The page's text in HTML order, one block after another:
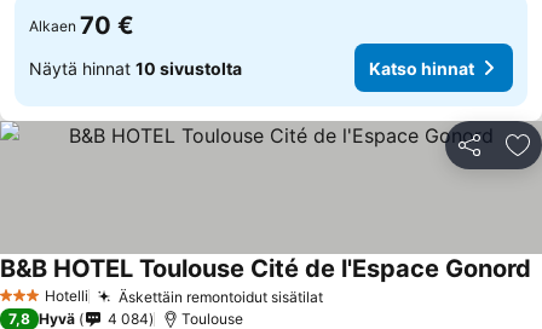
Alkaen 70 €
Näytä hinnat 10 sivustolta Katso hinnat
Jaa
3 Tähtiluokitus
Hotelli Äskettäin remontoidut sisätilat
B&B HOTEL Toulouse Cité de l'Espace Gonord
7,8 Hyvä 4 084 Toulouse